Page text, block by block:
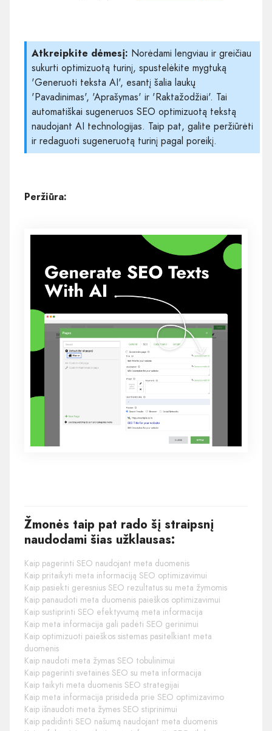
Atkreipkite dėmesį: Norėdami lengviau ir greičiau
sukurti optimizuotą turinį, spustelėkite mygtuką
'Generuoti teksta AI', esantį šalia laukų
'Pavadinimas', 'Aprašymas' ir 'Raktažodžiai'. Tai
automatiškai sugeneruos SEO optimizuotą tekstą
naudojant AI technologijas. Taip pat, galite peržiūrėti
ir redaguoti sugeneruotą turinį pagal poreikį.
Peržiūra:
Žmonės taip pat rado šį straipsnį
naudodami šias užklausas:
Kaip pagerinti SEO naudojant meta duomenis
Kaip pritaikyti meta informaciją SEO optimizavimui
Kaip pasiekti geresnius SEO rezultatus su meta žymomis
Kaip panaudoti meta duomenis paieškos optimizavimui
Kaip sustiprinti SEO efektyvumą meta informacija
Kaip meta informacija gali padėti SEO gerinimui
Kaip optimizuoti paieškos sistemas pasitelkiant meta
duomenis
Kaip naudoti meta žymas SEO tobulinimui
Kaip pagerinti svetainės SEO su meta informacija
Kaip taikyti meta duomenis SEO strategijai
Kaip meta informacija prisideda prie SEO optimizavimo
Kaip išnaudoti meta žymes SEO stiprinimui
Kaip padidinti SEO našumą naudojant meta duomenis